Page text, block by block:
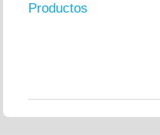
Productos